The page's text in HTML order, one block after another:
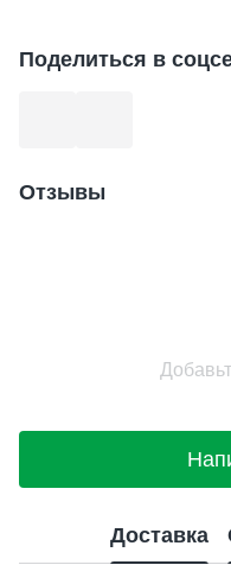
Поделиться в
Отзывы
Доставка